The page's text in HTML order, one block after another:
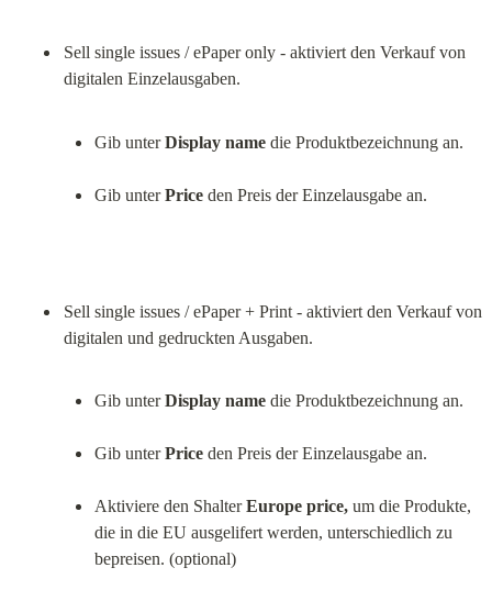
Sell single issues / ePaper only - aktiviert den Verkauf von
Gib unter Display name die Produktbezeichnung an.
Gib unter Price den Preis der Einzelausgabe an.
Sell single issues / ePaper + Print - aktiviert den Verkauf von
Gib unter Display name die Produktbezeichnung an.
Gib unter Price den Preis der Einzelausgabe an.
Aktiviere den Shalter Europe price, um die Produkte,
die in die EU ausgelifert werden, unterschiedlich zu
bepreisen. (optional)